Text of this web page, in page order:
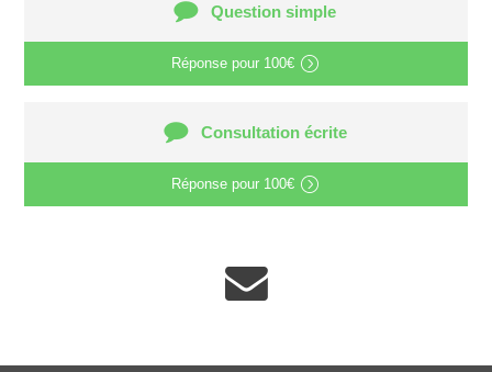
Question simple
Réponse pour 100€
Consultation écrite
Réponse pour 100€